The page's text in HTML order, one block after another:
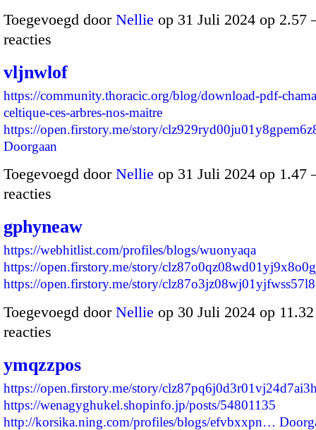
Toegevoegd door Nellie op 31 Juli 2024 op 2.57
reacties
vljnwlof
https://community.thoracic.org/blog/download-pdf-
celtique-ces-arbres-nos-maitre
https://open.firstory.me/story/
Doorgaan
Toegevoegd door Nellie op 31 Juli 2024 op 1.47
reacties
gphyneaw
https://webhitlist.com/profiles/blogs/wuonyaqa
https://open.firstory.me/story/
https://open.firstory.me/story/
Toegevoegd door Nellie op 30 Juli 2024 op
reacties
ymqzzpos
https://open.firstory.me/story/
https://wenagyghukel.shopinfo.jp/posts/54801135
http://korsika.ning.com/profiles/blogs/efvbxxpn…